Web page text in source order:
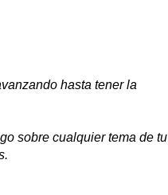
hasta tener la
sobre cualquier tema de tu